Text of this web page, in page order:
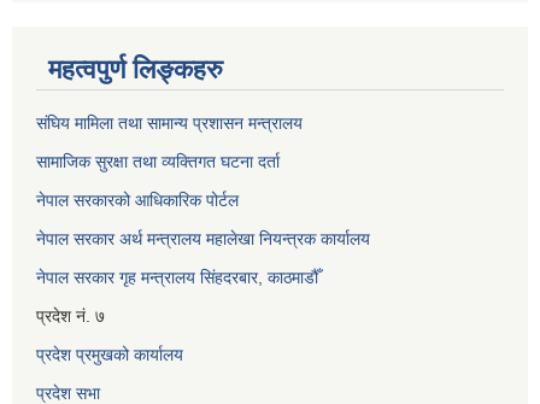
महत्वपुर्ण लिङ्कहरु
संघिय मामिला तथा सामान्य प्रशासन मन्त्रालय
सामाजिक सुरक्षा तथा व्यक्तिगत घटना दर्ता
नेपाल सरकारको आधिकारिक पोर्टल
नेपाल सरकार अर्थ मन्त्रालय महालेखा नियन्त्रक कार्यालय
नेपाल सरकार गृह मन्त्रालय सिंहदरबार, काठमाडौँ
प्रदेश नं. ७
प्रदेश प्रमुखको कार्यालय
प्रदेश सभा